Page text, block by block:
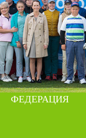
ФЕДЕРАЦИЯ